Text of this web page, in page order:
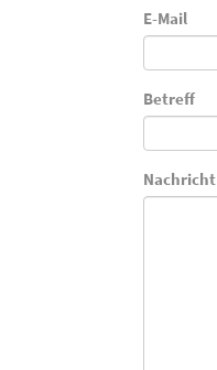
E-Mail
Betreff
Nachricht